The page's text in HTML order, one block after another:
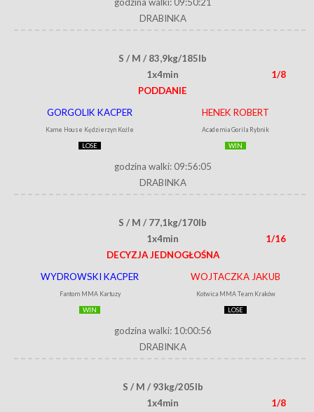
DRABINKA
S / M / 83,9kg/185lb
1x4min
1/8
PODDANIE
GORGOLIK KACPER
Kame House Kędzierzyn Koźle
LOSE
HENEK ROBERT
Academia Gorila Rybnik
WIN
godzina walki: 09:56:05
DRABINKA
S / M / 77,1kg/170lb
1x4min
1/16
DECYZJA JEDNOGŁOŚNA
WYDROWSKI KACPER
Fantom MMA Kartuzy
WIN
WOJTACZKA JAKUB
Kotwica MMA Team Kraków
LOSE
godzina walki: 10:00:56
DRABINKA
S / M / 93kg/205lb
1x4min
1/8